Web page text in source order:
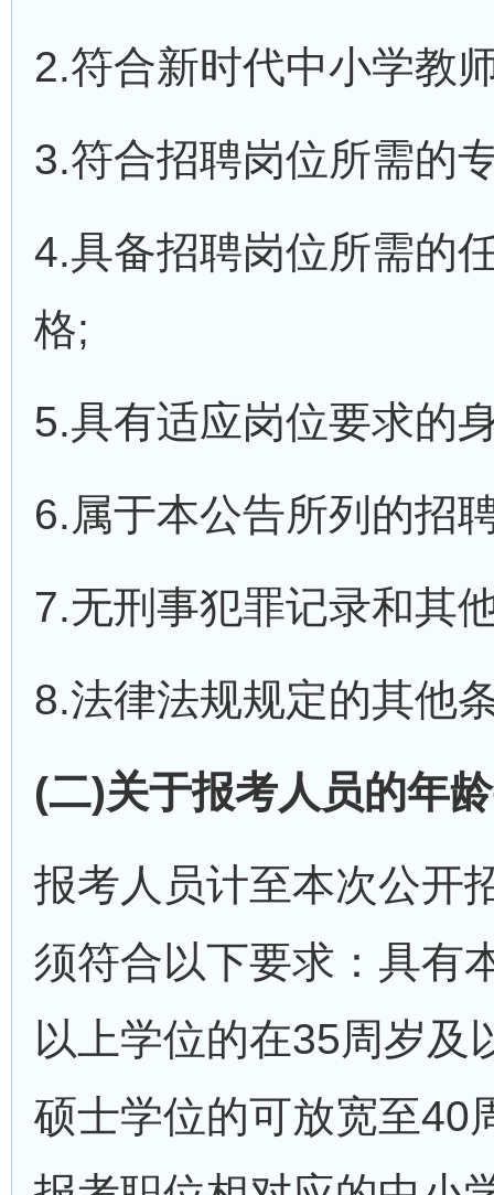
2.符合新时代中小学教
3.符合招聘岗位所需的
4.具备招聘岗位所需的
格;
5.具有适应岗位要求的
6.属于本公告所列的招
7.无刑事犯罪记录和其
8.法律法规规定的其他
(二)关于报考人员的年
报考人员计至本次公开
须符合以下要求：具有
以上学位的在35周岁及
硕士学位的可放宽至40